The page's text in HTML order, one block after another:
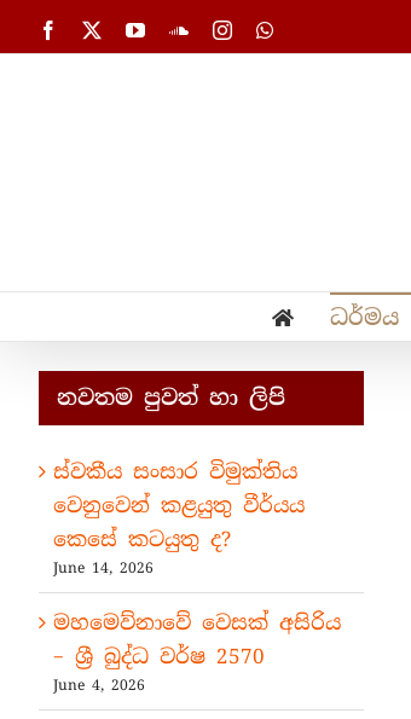
to
Facebook YouTubeSoundCloud
InstagramWhatsApp
ධර්මය
නවතම පුවත් හා ලිපි
ස්වකීය සංසාර විමුක්තිය
වෙනුවෙන් කළයුතු වීර්යය
කෙසේ කටයුතු ද?
June 14, 2026
මහමෙව්නාවේ වෙසක් අසිරිය
– ශ්‍රී බුද්ධ වර්ෂ 2570
June 4, 2026